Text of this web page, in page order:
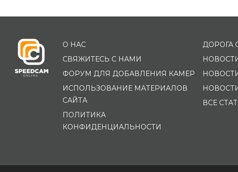
О НАС
СВЯЖИТЕСЬ С НАМИ
ФОРУМ ДЛЯ ДОБАВЛЕНИЯ КАМЕР
ИСПОЛЬЗОВАНИЕ МАТЕРИАЛОВ
САЙТА
ПОЛИТИКА
КОНФИДЕНЦИАЛЬНОСТИ
ДОРОГА
ВСЕ